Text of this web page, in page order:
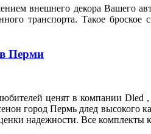
внешнего декора Вашего
транспорта. Такое
Перми
ценят в компании Dled
город Пермь длед высокого
надежности. Все комплекты